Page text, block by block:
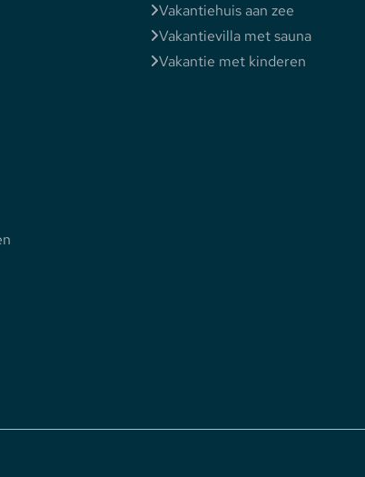
Vakantiehuis aan zee
Vakantievilla met sauna
Vakantie met kinderen